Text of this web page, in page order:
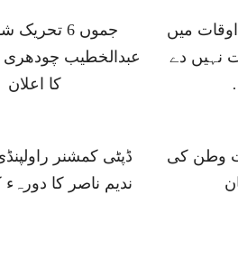
میں
نہیں دے
جموں 6
عبدالخطیب
کا اعلان
وطن کی
ڈپٹی کمشنر
ندیم ناصر کا